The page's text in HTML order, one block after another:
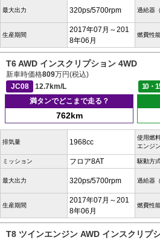
最大出力 320ps/5700rpm 過給器
生産期間
2017年07月～201
8年06月
燃費性
T6 AWD インスクリプション 4WD
新車時価格809万円(税込)
JC08
12.7km/L 10・
満タンでどこまで走る？
762km
排気量 1968cc
使用燃
エンジン
ミッション フロア8AT 駆動方
最大出力 320ps/5700rpm 過給器
生産期間
2017年07月～201
8年06月
燃費性
T8 ツインエンジン AWD インスクリプ